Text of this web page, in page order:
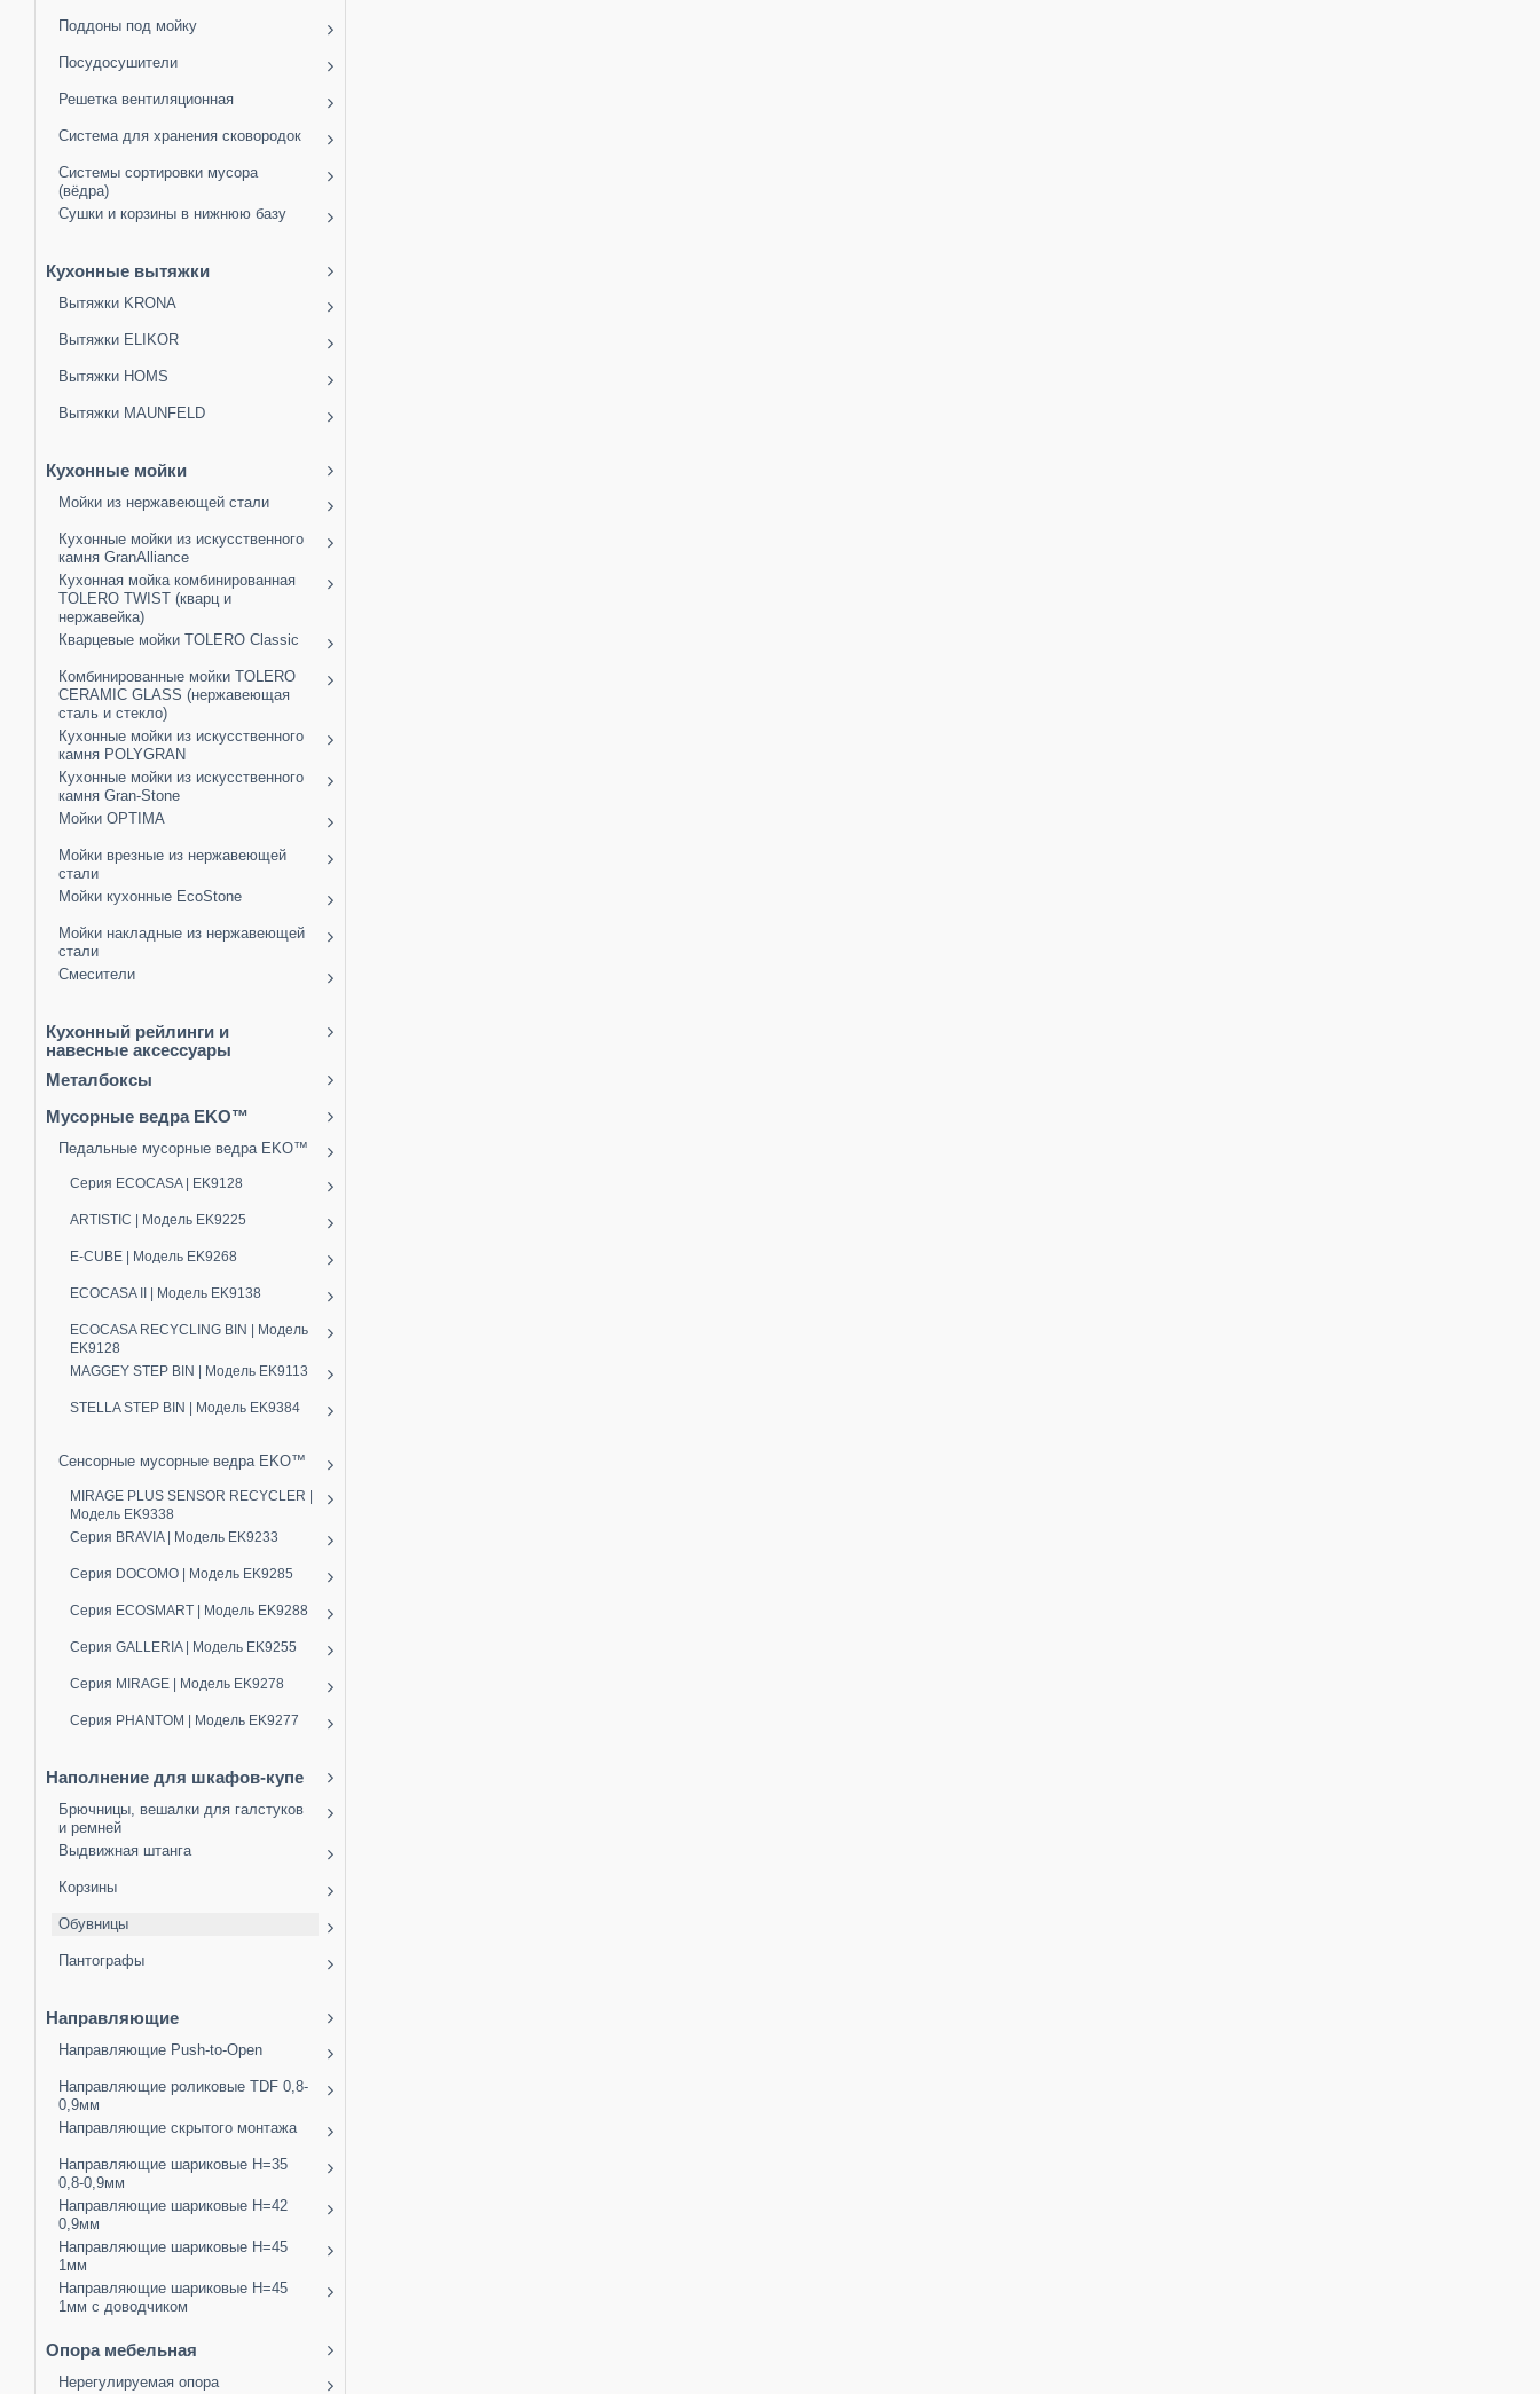
Поддоны под мойку
Посудосушители
Решетка вентиляционная
Система для хранения сковородок
Системы сортировки мусора
(вёдра)
Сушки и корзины в нижнюю базу
Кухонные вытяжки
Вытяжки KRONA
Вытяжки ELIKOR
Вытяжки HOMS
Вытяжки MAUNFELD
Кухонные мойки
Мойки из нержавеющей стали
Кухонные мойки из искусственного
камня GranAlliance
Кухонная мойка комбинированная
TOLERO TWIST (кварц и
нержавейка)
Кварцевые мойки TOLERO Classic
Комбинированные мойки TOLERO
CERAMIC GLASS (нержавеющая
сталь и стекло)
Кухонные мойки из искусственного
камня POLYGRAN
Кухонные мойки из искусственного
камня Gran-Stone
Мойки OPTIMA
Мойки врезные из нержавеющей
стали
Мойки кухонные EcoStone
Мойки накладные из нержавеющей
стали
Смесители
Кухонный рейлинги и
навесные аксессуары
Металбоксы
Мусорные ведра EKO™
Педальные мусорные ведра EKO™
Серия ECOCASA | EK9128
ARTISTIC | Модель EK9225
E-CUBE | Модель EK9268
ECOCASA II | Модель EK9138
ECOCASA RECYCLING BIN | Модель
EK9128
MAGGEY STEP BIN | Модель EK9113
STELLA STEP BIN | Модель EK9384
Сенсорные мусорные ведра EKO™
MIRAGE PLUS SENSOR RECYCLER |
Модель EK9338
Серия BRAVIA | Модель EK9233
Серия DOCOMO | Модель EK9285
Серия ECOSMART | Модель EK9288
Серия GALLERIA | Модель EK9255
Серия MIRAGE | Модель EK9278
Серия PHANTOM | Модель EK9277
Наполнение для шкафов-купе
Брючницы, вешалки для галстуков
и ремней
Выдвижная штанга
Корзины
Обувницы
Пантографы
Направляющие
Направляющие Push-to-Open
Направляющие роликовые TDF 0,8-
0,9мм
Направляющие скрытого монтажа
Направляющие шариковые H=35
0,8-0,9мм
Направляющие шариковые H=42
0,9мм
Направляющие шариковые H=45
1мм
Направляющие шариковые H=45
1мм с доводчиком
Опора мебельная
Нерегулируемая опора